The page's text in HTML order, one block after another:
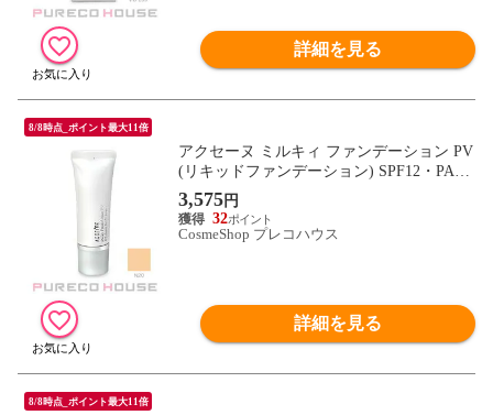
詳細を見る
8/8時点_ポイント最大11倍
アクセーヌ ミルキィ ファンデーション PV
(リキッドファンデーション) SPF12・PA++
25g #N20
3,575円
32
CosmeShop プレコハウス
詳細を見る
8/8時点_ポイント最大11倍